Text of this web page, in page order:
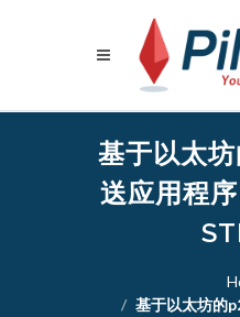
基于以太
送应用程
基于以太坊的